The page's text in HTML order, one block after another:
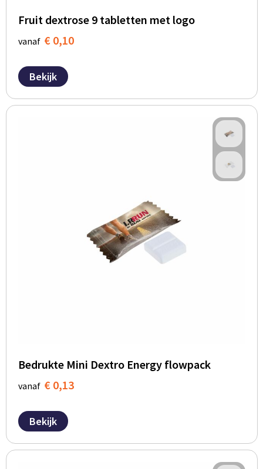
Fruit dextrose 9 tabletten met logo
vanaf € 0,10
Bekijk
Bedrukte Mini Dextro Energy flowpack
vanaf € 0,13
Bekijk